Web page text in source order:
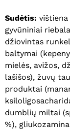
Sudėtis: vištiena
gyvūniniai
džiovintas
baltymai
mielės, avižos,
lašišos), žuvų
produktai
dumblių miltai
%),